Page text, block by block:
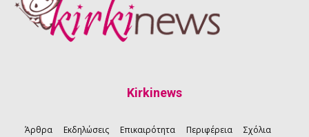
Kirkinews
Άρθρα Εκδηλώσεις Επικαιρότητα Περιφέρεια
Σχόλια